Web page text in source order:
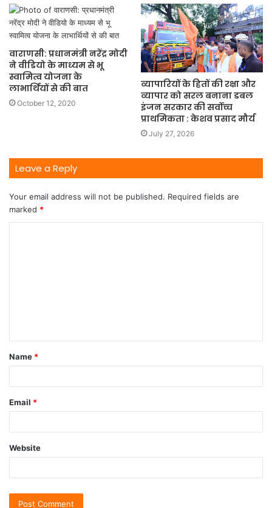
वाराणसी: प्रधानमंत्री नरेंद्र मोदी
ने वीडियो के माध्यम से भू
स्वामित्व योजना के
लाभार्थियों से की बात
October 12, 2020
व्यापारियों के हितों की रक्षा और
व्यापार को सरल बनाना डबल
इंजन सरकार की सर्वोच्च
प्राथमिकता : केशव प्रसाद मौर्य
July 27, 2026
Leave a Reply
Your email address will not be published. Required fields are
marked *
Name *
Email *
Website